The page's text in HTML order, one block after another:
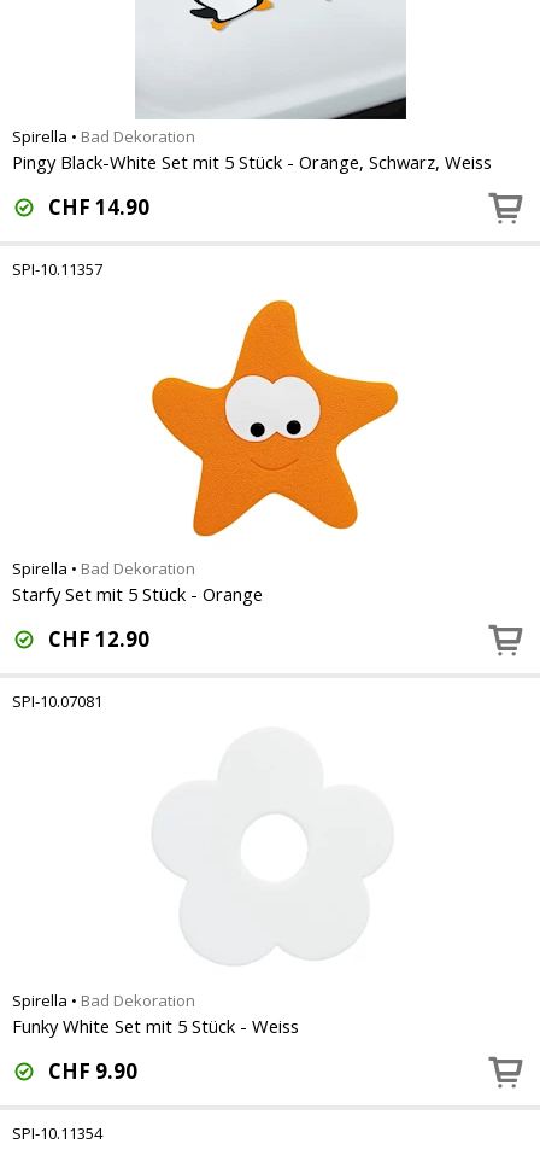
Spirella • Bad Dekoration
Pingy Black-White Set mit 5 Stück - Orange, Schwarz, Weiss
CHF 14.90
SPI-10.11357
Spirella • Bad Dekoration
Starfy Set mit 5 Stück - Orange
CHF 12.90
SPI-10.07081
Spirella • Bad Dekoration
Funky White Set mit 5 Stück - Weiss
CHF 9.90
SPI-10.11354